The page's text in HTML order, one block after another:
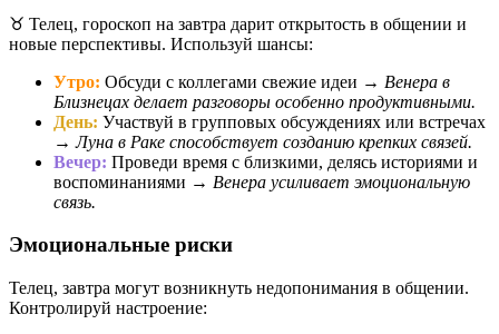
♉ Телец, гороскоп на завтра дарит открытость в общении и
новые перспективы. Используй шансы:
Утро: Обсуди с коллегами свежие идеи → Венера в
Близнецах делает разговоры особенно продуктивными.
День: Участвуй в групповых обсуждениях или встречах
→Луна в Раке способствует созданию крепких связей.
Вечер: Проведи время с близкими, делясь историями и
воспоминаниями → Венера усиливает эмоциональную
связь.
Эмоциональные риски
Телец, завтра могут возникнуть недопонимания в общении.
Контролируй настроение: